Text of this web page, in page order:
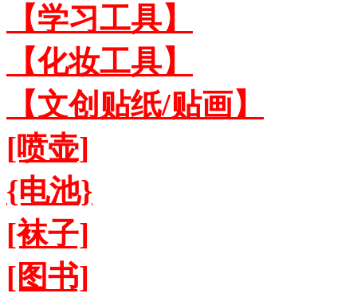
【学习工具】
【化妆工具】
【文创贴纸/贴画】
[喷壶]
{电池}
[袜子]
[图书]